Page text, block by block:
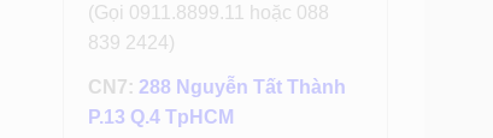
(Gọi 0911.8899.11 hoặc 088
839 2424)
CN7: 288 Nguyễn Tất Thành
P.13 Q.4 TpHCM